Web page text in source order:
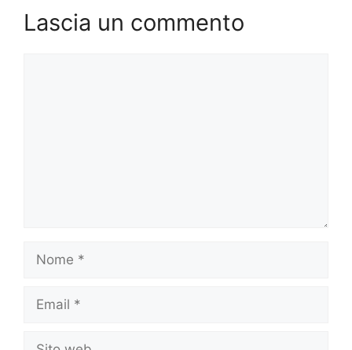
Lascia un commento